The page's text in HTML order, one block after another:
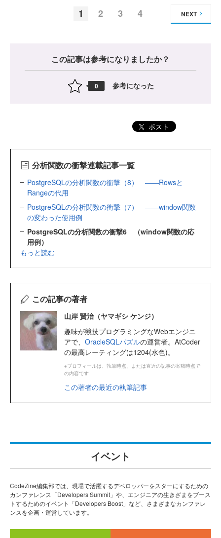
1 2 3 4 NEXT
この記事は参考になりましたか？
0 参考になった
ポスト
分析関数の衝撃連載記事一覧
PostgreSQLの分析関数の衝撃（8） ――Rowsと
Rangeの代用
PostgreSQLの分析関数の衝撃（7） ――window関数
の変わった使用例
PostgreSQLの分析関数の衝撃6 （window関数の応
用例）
もっと読む
この記事の著者
山岸 賢治（ヤマギシ ケンジ）
趣味が競技プログラミングなWebエンジニ
アで、 OracleSQLパズルの運営者。AtCoder
の最高レーティングは1204(水色)。
※プロフィールは、執筆時点、または直近の記事の寄稿時点で
の内容です
この著者の最近の執筆記事
イベント
CodeZine編集部では、現場で活躍するデベロッパーをスターにするための
カンファレンス「Developers Summit」や、エンジニアの生きざまをブース
トするためのイベント「Developers Boost」など、さまざまなカンファレ
ンスを企画・運営しています。